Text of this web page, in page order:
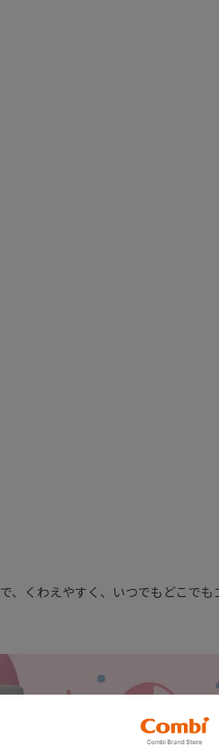
くわえやすく、いつでもどこで